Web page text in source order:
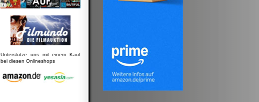
Unterstütze uns mit einem Kauf
bei diesen Onlineshops